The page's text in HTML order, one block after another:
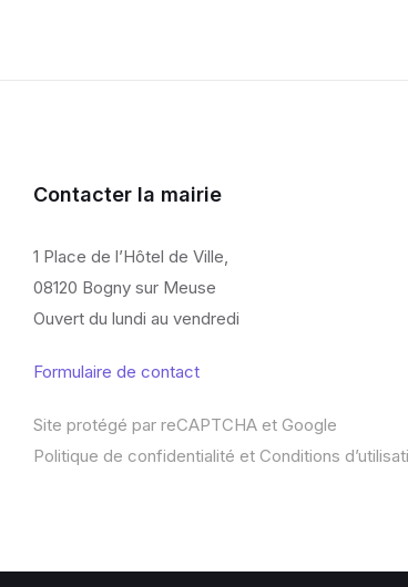
Contacter la mairie
1 Place de l’Hôtel de Ville,
08120 Bogny sur Meuse
Ouvert du lundi au vendredi
Formulaire de contact
Site protégé par reCAPTCHA et Google
Politique de confidentialité et Conditions